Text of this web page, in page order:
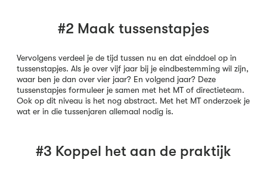
#2 Maak tussenstapjes
Vervolgens verdeel je de tijd tussen nu en dat einddoel op in
tussenstapjes. Als je over vijf jaar bij je eindbestemming wil zijn,
waar ben je dan over vier jaar? En volgend jaar? Deze
tussenstapjes formuleer je samen met het MT of directieteam.
Ook op dit niveau is het nog abstract. Met het MT onderzoek je
wat er in die tussenjaren allemaal nodig is.
#3 Koppel het aan de praktijk